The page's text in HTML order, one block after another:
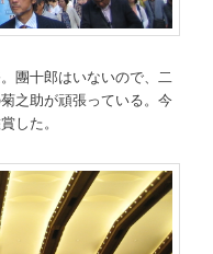
團十郎はいないので、二
之助が頑張っている。今
した。